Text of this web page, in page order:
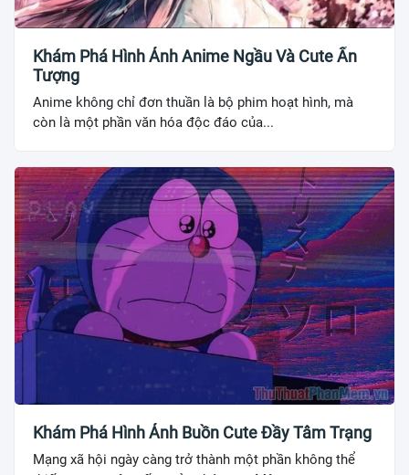
Khám Phá Hình Ảnh Anime Ngầu Và Cute Ấn
Tượng
Anime không chỉ đơn thuần là bộ phim hoạt hình, mà
còn là một phần văn hóa độc đáo của...
Khám Phá Hình Ảnh Buồn Cute Đầy Tâm Trạng
Mạng xã hội ngày càng trở thành một phần không thể